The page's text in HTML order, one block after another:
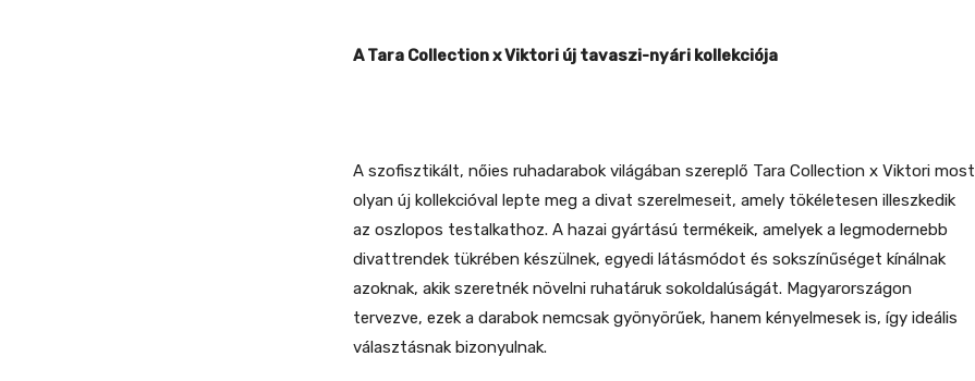
A Tara Collection x Viktori új tavaszi-nyári kollekciója
A szofisztikált, nőies ruhadarabok világában szereplő Tara Collection x Viktori most
olyan új kollekcióval lepte meg a divat szerelmeseit, amely tökéletesen illeszkedik
az oszlopos testalkathoz. A hazai gyártású termékeik, amelyek a legmodernebb
divattrendek tükrében készülnek, egyedi látásmódot és sokszínűséget kínálnak
azoknak, akik szeretnék növelni ruhatáruk sokoldalúságát. Magyarországon
tervezve, ezek a darabok nemcsak gyönyörűek, hanem kényelmesek is, így ideális
választásnak bizonyulnak.